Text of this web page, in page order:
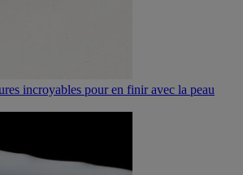
incroyables pour en finir avec la peau